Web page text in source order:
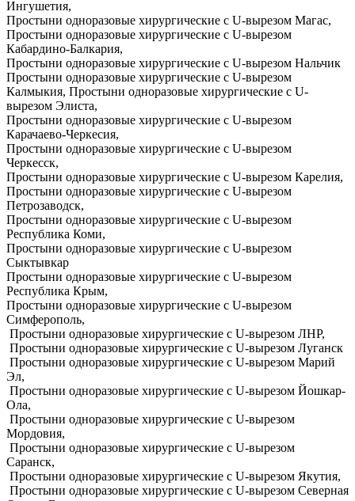
Ингушетия,
Простыни одноразовые хирургические с U-вырезом Магас,
Простыни одноразовые хирургические с U-вырезом
Кабардино-Балкария,
Простыни одноразовые хирургические с U-вырезом Нальчик
Простыни одноразовые хирургические с U-вырезом
Калмыкия, Простыни одноразовые хирургические с U-
вырезом Элиста,
Простыни одноразовые хирургические с U-вырезом
Карачаево-Черкесия,
Простыни одноразовые хирургические с U-вырезом
Черкесск,
Простыни одноразовые хирургические с U-вырезом Карелия,
Простыни одноразовые хирургические с U-вырезом
Петрозаводск,
Простыни одноразовые хирургические с U-вырезом
Республика Коми,
Простыни одноразовые хирургические с U-вырезом
Сыктывкар
Простыни одноразовые хирургические с U-вырезом
Республика Крым,
Простыни одноразовые хирургические с U-вырезом
Симферополь,
Простыни одноразовые хирургические с U-вырезом ЛНР,
Простыни одноразовые хирургические с U-вырезом Луганск
Простыни одноразовые хирургические с U-вырезом Марий
Эл,
Простыни одноразовые хирургические с U-вырезом Йошкар-
Ола,
Простыни одноразовые хирургические с U-вырезом
Мордовия,
Простыни одноразовые хирургические с U-вырезом
Саранск,
Простыни одноразовые хирургические с U-вырезом Якутия,
Простыни одноразовые хирургические с U-вырезом Северная